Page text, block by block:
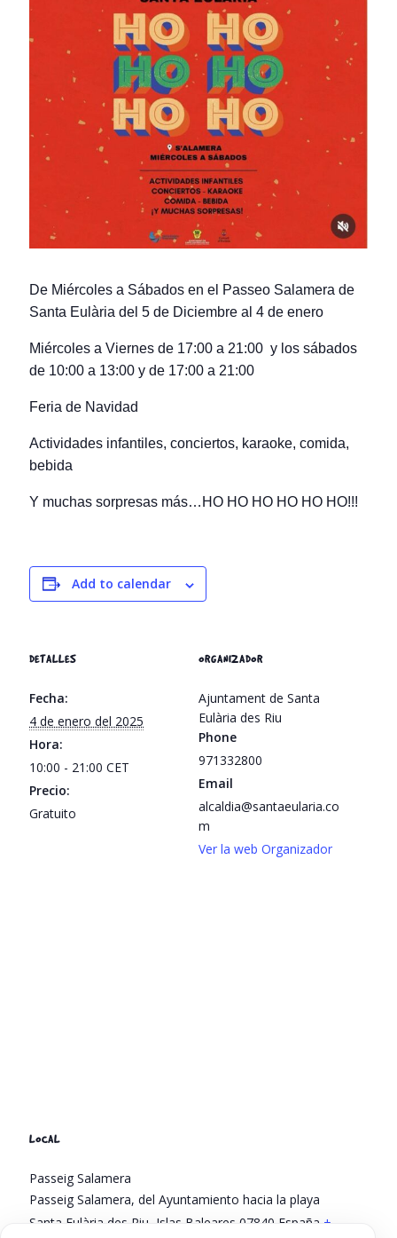
De Miércoles a Sábados en el Passeo Salamera de
Santa Eulària del 5 de Diciembre al 4 de enero
Miércoles a Viernes de 17:00 a 21:00 y los sábados
de 10:00 a 13:00 y de 17:00 a 21:00
Feria de Navidad
Actividades infantiles, conciertos, karaoke, comida,
bebida
Y muchas sorpresas más…HO HO HO HO HO HO!!!
Add to calendar
DETALLES
Fecha:
4 de enero del 2025
Hora:
10:00 - 21:00CET
Precio:
Gratuito
ORGANIZADOR
Ajuntament de Santa
Eulària des Riu
Phone
971332800
Email
alcaldia@santaeularia.co
m
Ver la web Organizador
LOCAL
Passeig Salamera
Passeig Salamera, del Ayuntamiento hacia la playa
Santa Eulària des Riu Islas Baleares 07840 España +